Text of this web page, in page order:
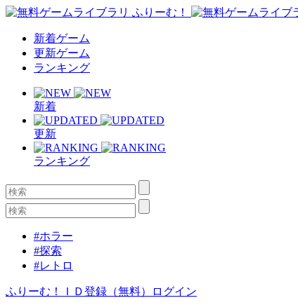
新着ゲーム
更新ゲーム
ランキング
新着
更新
ランキング
#ホラー
#探索
#レトロ
ふりーむ！ＩＤ登録（無料） ログイン